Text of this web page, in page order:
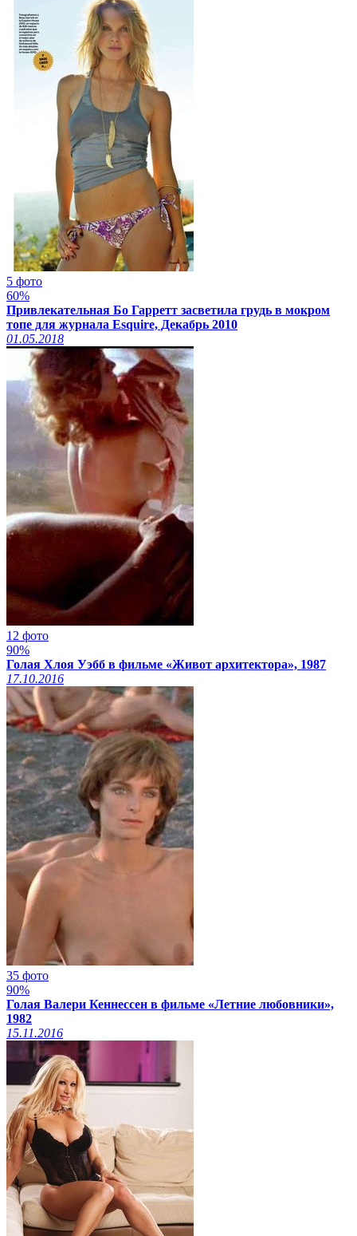
5 фото
60%
Привлекательная Бо Гарретт засветила грудь в мокром
топе для журнала Esquire, Декабрь 2010
01.05.2018
12 фото
90%
Голая Хлоя Уэбб в фильме «Живот архитектора», 1987
17.10.2016
35 фото
90%
Голая Валери Кеннессен в фильме «Летние любовники»,
1982
15.11.2016